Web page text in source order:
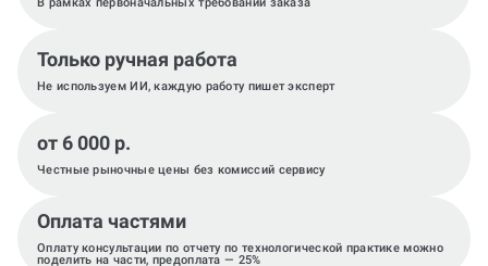
Только ручная работа
Не используем ИИ, каждую работу пишет эксперт
от 6 000 р.
Честные рыночные цены без комиссий сервису
Оплата частями
Оплату консультации по отчету по технологической практике можно
поделить на части, предоплата — 25%